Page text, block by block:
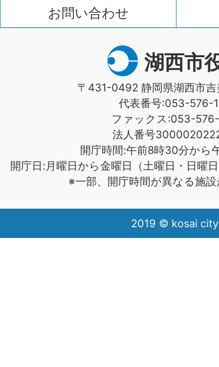
お問い合わせ
湖西市
〒431-0492 静岡県湖西市
代表番号:053-576-
ファックス:053-576-
法人番号
開庁時間:午前8時30分から
開庁日:月曜日から金曜日（土曜日・日曜
※一部、開庁時間が異なる施
2019 © kosai